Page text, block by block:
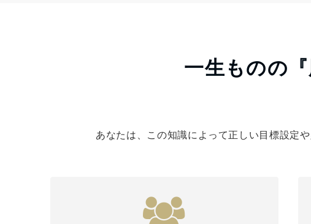
一生ものの
あなたは、この知識によって正しい目標設定